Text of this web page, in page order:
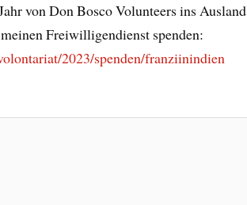
von Don Bosco Volunteers ins Ausland
Freiwilligendienst spenden:
2023/spenden/franziinindien